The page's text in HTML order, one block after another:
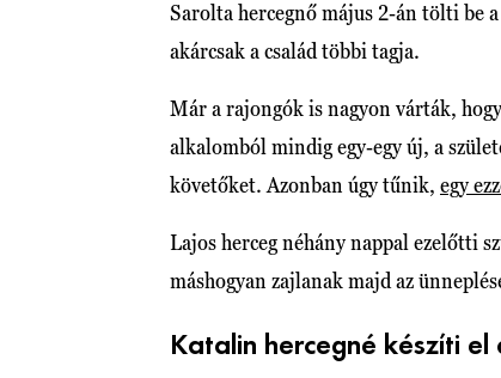
Sarolta hercegnő május 2-án tölti be
akárcsak a család többi tagja.
Már a rajongók is nagyon várták,
alkalomból mindig egy-egy új, a
követőket. Azonban úgy tűnik, egy
Lajos herceg néhány nappal ezelőtti
máshogyan zajlanak majd az
Katalin hercegné készíti